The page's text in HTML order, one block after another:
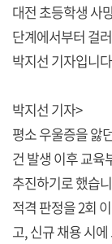
대전 초등학생 사
단계에서부터 걸
박지선 기자입니
박지선 기자>
평소 우울증을 앓
건 발생 이후 교육
추진하기로 했습
적격 판정을 2회
고, 신규 채용 시